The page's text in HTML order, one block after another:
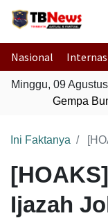
Nasional
Minggu, 09
Gempa
Ini Faktanya
Ijazah